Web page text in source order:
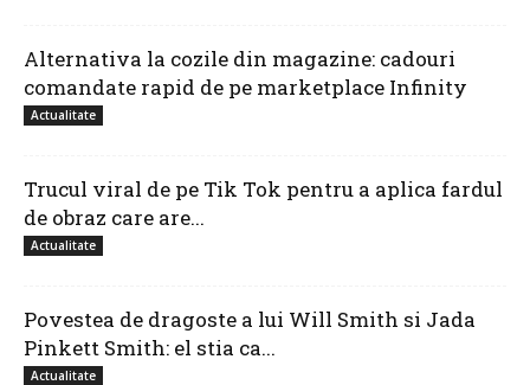
Alternativa la cozile din magazine: cadouri
comandate rapid de pe marketplace Infinity
Actualitate
Trucul viral de pe Tik Tok pentru a aplica fardul
de obraz care are...
Actualitate
Povestea de dragoste a lui Will Smith si Jada
Pinkett Smith: el stia ca...
Actualitate